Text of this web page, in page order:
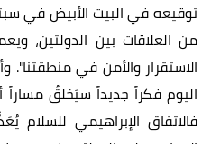
من العلاقات بين الدولتين،
الاستقرار والأمن في
اليوم فكراً جديداً سيَخلقُ
فالاتفاق الإبراهيمي للسلام